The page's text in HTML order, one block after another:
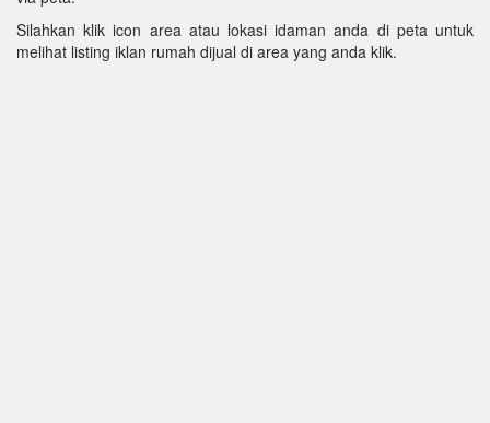
Silahkan klik icon area atau lokasi idaman anda di peta untuk
melihat listing iklan rumah dijual di area yang anda klik.